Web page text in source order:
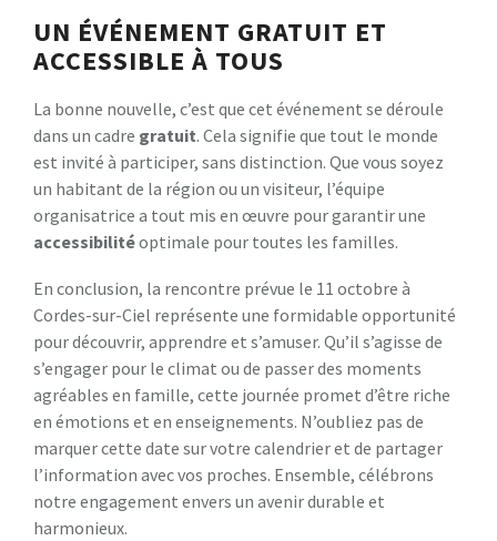
UN ÉVÉNEMENT GRATUIT ET
ACCESSIBLE À TOUS
La bonne nouvelle, c’est que cet événement se déroule
dans un cadre gratuit. Cela signifie que tout le monde
est invité à participer, sans distinction. Que vous soyez
un habitant de la région ou un visiteur, l’équipe
organisatrice a tout mis en œuvre pour garantir une
accessibilitéoptimale pour toutes les familles.
En conclusion, la rencontre prévue le 11 octobre à
Cordes-sur-Ciel représente une formidable opportunité
pour découvrir, apprendre et s’amuser. Qu’il s’agisse de
s’engager pour le climat ou de passer des moments
agréables en famille, cette journée promet d’être riche
en émotions et en enseignements. N’oubliez pas de
marquer cette date sur votre calendrier et de partager
l’information avec vos proches. Ensemble, célébrons
notre engagement envers un avenir durable et
harmonieux.